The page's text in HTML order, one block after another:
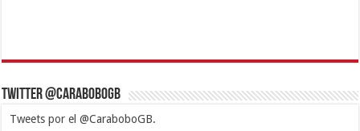
Twitter @CaraboboGB
Tweets por el @CaraboboGB.